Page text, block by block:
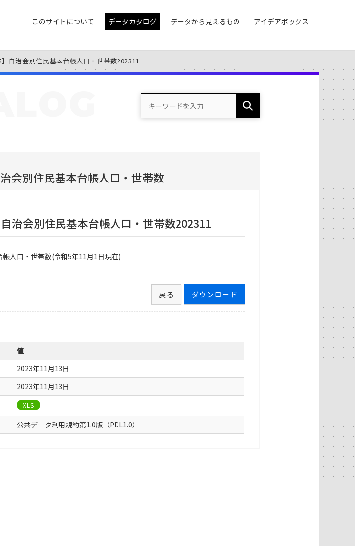
このサイトについて データカタログ データから見えるもの アイデアボックス
】自治会別住民基本台帳人口・世帯数202311
治会別住民基本台帳人口・世帯数
自治会別住民基本台帳人口・世帯数202311
人口・世帯数(令和5年11月1日現在)
ダウンロード
戻る
値
2023年11月13日
2023年11月13日
XLS
公共データ利用規約第1.0版（PDL1.0）